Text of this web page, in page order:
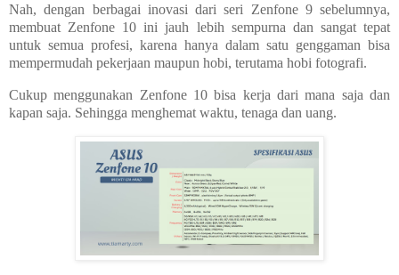
Nah, dengan berbagai inovasi dari seri Zenfone 9 sebelumnya,
membuat Zenfone 10 ini jauh lebih sempurna dan sangat tepat
untuk semua profesi, karena hanya dalam satu genggaman bisa
mempermudah pekerjaan maupun hobi, terutama hobi fotografi.
Cukup menggunakan Zenfone 10 bisa kerja dari mana saja dan
kapan saja. Sehingga menghemat waktu, tenaga dan uang.